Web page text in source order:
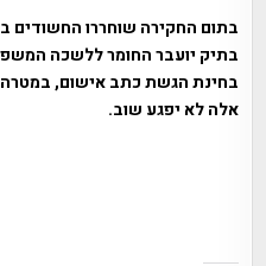
בתום החקירה שוחררו החשודים
בתיק יועבר החומר ללשכה
בחינת הגשת כתב אישום,
אלה לא יפגע שוב.